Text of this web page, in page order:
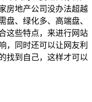
房地产公司没办法超越
盘、绿化多、高端盘、
这些特点，来进行网站
，同时还可以让网友利
找到自己，这样才可以